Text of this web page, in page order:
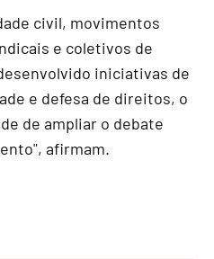
civil, movimentos
e coletivos de
iniciativas de
e defesa de direitos, o
de ampliar o debate
afirmam.